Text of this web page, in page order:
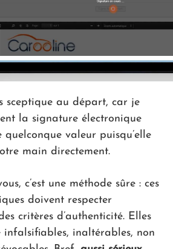
sceptique au départ, car je
la signature électronique
valeur puisqu’elle
main directement.
c’est une méthode sûre : ces
doivent respecter
critères d’authenticité. Elles
infalsifiables, inaltérables, non